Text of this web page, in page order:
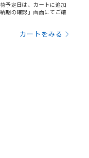
予定日は、カートに追加
期の確認」画面にてご確
カートをみる